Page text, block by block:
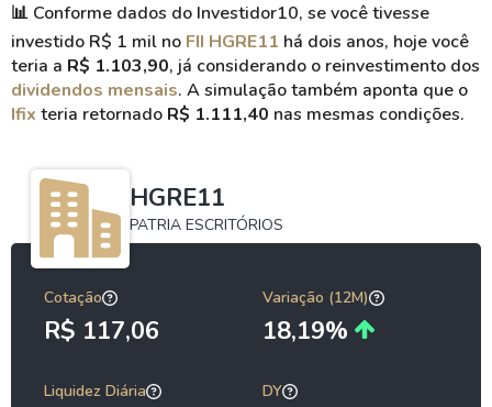
📊 Conforme dados do Investidor10, se você tivesse
investido R$ 1 mil no FII HGRE11 há dois anos, hoje você
teria a R$ 1.103,90, já considerando o reinvestimento dos
dividendos mensais. A simulação também aponta que o
Ifix teria retornado R$ 1.111,40 nas mesmas condições.
HGRE11
PATRIA ESCRITÓRIOS
Cotação
R$ 117,06
Variação (12M)
18,19%
Liquidez Diária DY